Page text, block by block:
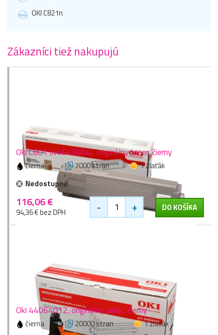
OKI C821n
Zákazníci tiež nakupujú
Oki C801 (44643004), originálny toner, čierny
čierna 7000 stran
1 zlaťák
Nedostupné
116,06 €
94,36 € bez DPH - + DO KOŠÍKA
Oki 44064012, originálny valec, čierny
čierna 20000 stran
1 zlaťák